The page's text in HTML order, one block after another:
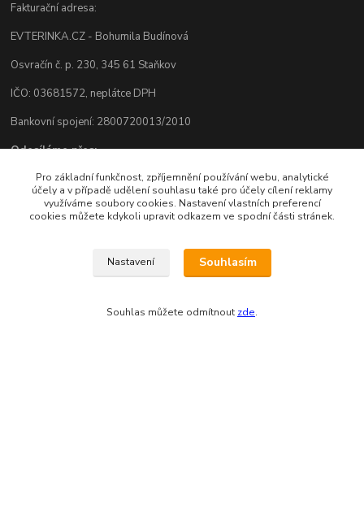
Fakturační adresa:
EVTERINKA.CZ - Bohumila Budínová
Osvračín č. p. 230, 345 61 Staňkov
IČO: 03681572, neplátce DPH
Bankovní spojení: 2800720013/2010
Odesíláme přes:
Zákaznická podpora eshopu EVTERINKA.CZ
Pro základní funkčnost, zpříjemnění používání webu, analytické
účely a v případě udělení souhlasu také pro účely cílení reklamy
využíváme soubory cookies. Nastavení vlastních preferencí
cookies můžete kdykoli upravit odkazem ve spodní části stránek.
Nastavení Souhlasím
Souhlas můžete odmítnout zde.